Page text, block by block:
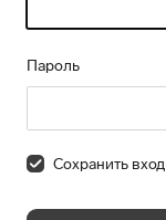
Пароль
Сохранить вход